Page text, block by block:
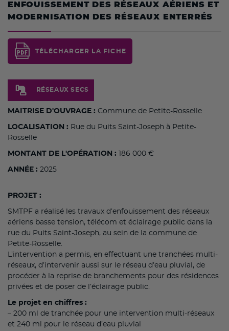
ENFOUISSEMENT DES RÉSEAUX AÉRIENS ET
MODERNISATION DES RÉSEAUX ENTERRÉS
TÉLÉCHARGER LA FICHE
RÉSEAUX SECS
MAITRISE D'OUVRAGE : Commune de Petite-Rosselle
LOCALISATION : Rue du Puits Saint-Joseph à Petite-
Rosselle
MONTANT DE L'OPÉRATION : 186 000 €
ANNÉE : 2025
PROJET :
SMTPF a réalisé les travaux d’enfouissement des réseaux
aériens basse tension, télécom et éclairage public dans la
rue du Puits Saint-Joseph, au sein de la commune de
Petite-Rosselle.
L’intervention a permis, en effectuant une tranchées multi-
réseaux, d’intervenir aussi sur le réseau d’eau pluvial, de
procéder à la reprise de branchements pour des résidences
privées et de poser de l’éclairage public.
Le projet en chiffres :
– 200 ml de tranchée pour une intervention multi-réseaux
et 240 ml pour le réseau d’eau pluvial